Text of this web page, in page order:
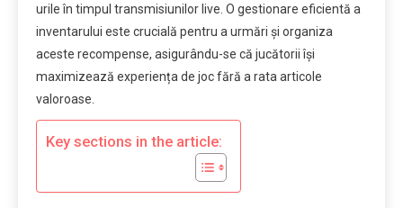
urile în timpul transmisiunilor live. O gestionare eficientă a
inventarului este crucială pentru a urmări și organiza
aceste recompense, asigurându-se că jucătorii își
maximizează experiența de joc fără a rata articole
valoroase.
Key sections in the article: